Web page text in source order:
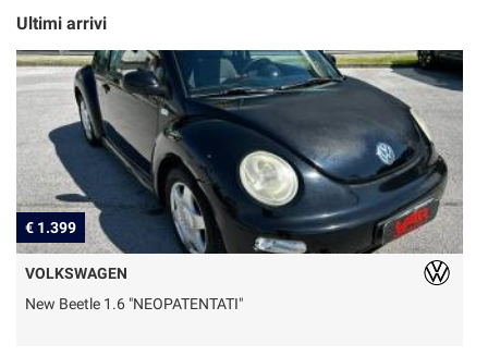
Ultimi arrivi
€ 1.399
VOLKSWAGEN
New Beetle 1.6 "NEOPATENTATI"